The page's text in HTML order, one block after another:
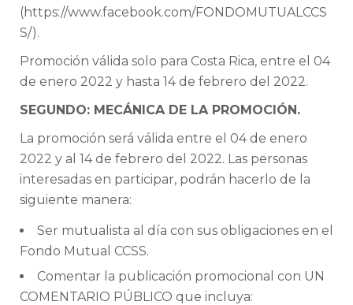
(https://www.facebook.com/FONDOMUTUALCCS
S/).
Promoción válida solo para Costa Rica, entre el 04
de enero 2022 y hasta 14 de febrero del 2022.
SEGUNDO: MECÁNICA DE LA PROMOCIÓN.
La promoción será válida entre el 04 de enero
2022 y al 14 de febrero del 2022. Las personas
interesadas en participar, podrán hacerlo de la
siguiente manera:
Ser mutualista al día con sus obligaciones en el
Fondo Mutual CCSS.
Comentar la publicación promocional con UN
COMENTARIO PÚBLICO que incluya: